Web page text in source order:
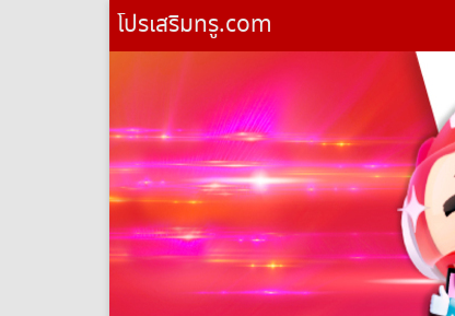
โปรเสริมทรู.com